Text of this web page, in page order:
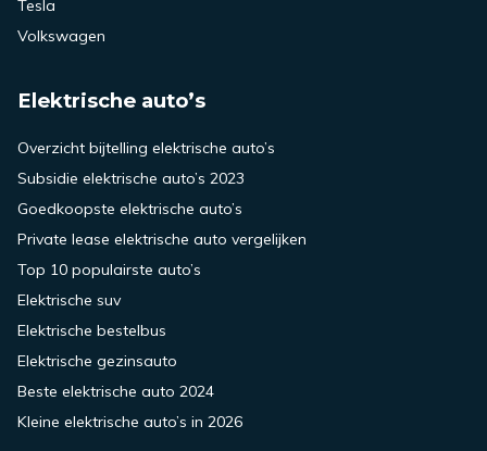
Tesla
Volkswagen
Elektrische auto’s
Overzicht bijtelling elektrische auto’s
Subsidie elektrische auto’s 2023
Goedkoopste elektrische auto’s
Private lease elektrische auto vergelijken
Top 10 populairste auto’s
Elektrische suv
Elektrische bestelbus
Elektrische gezinsauto
Beste elektrische auto 2024
Kleine elektrische auto’s in 2026